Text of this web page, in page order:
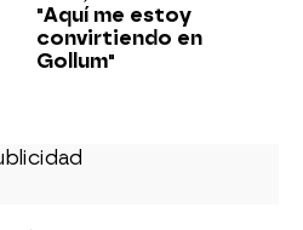
"Aquí me estoy
convirtiendo en
Gollum"